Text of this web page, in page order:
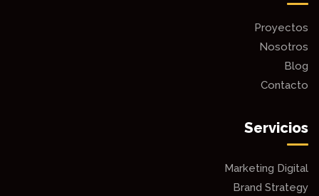
Proyectos
Nosotros
Blog
Contacto
Servicios
Marketing Digital
Brand Strategy